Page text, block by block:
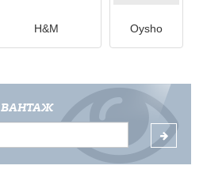
H&M Oysho
ВАНТАЖ